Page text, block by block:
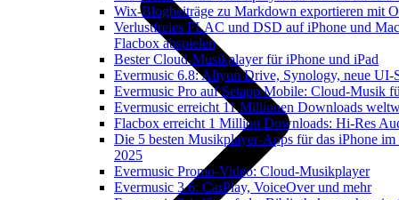
Wix-Blogbeiträge zu Markdown exportieren mit
Verlustfreies FLAC und DSD auf iPhone und
Flacbox abspielen
Bester Cloud-Musikplayer für iPhone und iPad
Evermusic 6.8: Aliyun Drive, Synology, neue UI-
Evermusic Pro auf Setapp Mobile: Cloud-Musik
Evermusic erreicht 11 Millionen Downloads
Flacbox erreicht 1 Million Downloads: Hi-Res
Die 5 besten Musikplayer-Apps für das iPhone im
2025
Evermusic Promo-Video: Cloud-Musikplayer
Evermusic 3.6: CarPlay, VoiceOver und mehr